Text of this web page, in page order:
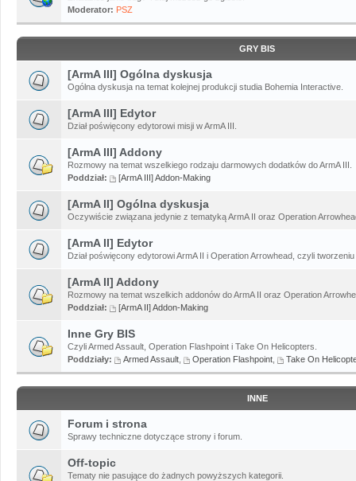
Moderator: PSZ
GRY BIS
[ArmA III] Ogólna dyskusja
Ogólna dyskusja na temat kolejnej produkcji studia Bohemia Interactive.
[ArmA III] Edytor
Dział poświęcony edytorowi misji w ArmA III.
[ArmA III] Addony
Rozmowy na temat wszelkiego rodzaju darmowych dodatków do ArmA III.
Poddział:
[ArmA III] Addon-Making
[ArmA II] Ogólna dyskusja
Oczywiście związana jedynie z tematyką ArmA II oraz Operation
[ArmA II] Edytor
Dział poświęcony edytorowi ArmA II i Operation Arrowhead, czyli tworzeniu
[ArmA II] Addony
Rozmowy na temat wszelkich addonów do ArmA II oraz Operation
Poddział:
[ArmA II] Addon-Making
Inne Gry BIS
Czyli Armed Assault, Operation Flashpoint i Take On Helicopters.
Poddziały:
Armed Assault Operation Flashpoint Take On
INNE
Forum i strona
Sprawy techniczne dotyczące strony i forum.
Off-topic
Tematy nie pasujące do żadnych powyższych kategorii.